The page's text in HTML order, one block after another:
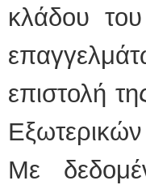
κλάδου
επιστολή
Με